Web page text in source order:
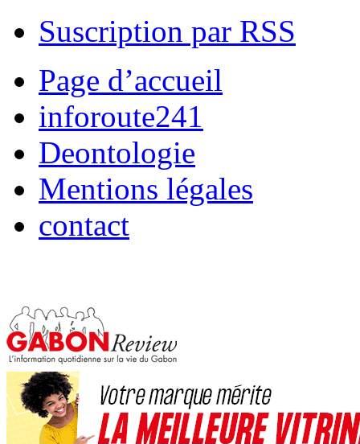
Suscription par RSS
Page d’accueil
inforoute241
Deontologie
Mentions légales
contact